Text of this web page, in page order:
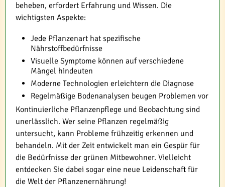
beheben, erfordert Erfahrung und Wissen. Die
wichtigsten Aspekte:
Jede Pflanzenart hat spezifische
Nährstoffbedürfnisse
Visuelle Symptome können auf verschiedene
Mängel hindeuten
Moderne Technologien erleichtern die Diagnose
Regelmäßige Bodenanalysen beugen Problemen vor
Kontinuierliche Pflanzenpflege und Beobachtung sind
unerlässlich. Wer seine Pflanzen regelmäßig
untersucht, kann Probleme frühzeitig erkennen und
behandeln. Mit der Zeit entwickelt man ein Gespür für
die Bedürfnisse der grünen Mitbewohner. Vielleicht
entdecken Sie dabei sogar eine neue Leidenschaft für
die Welt der Pflanzenernährung!